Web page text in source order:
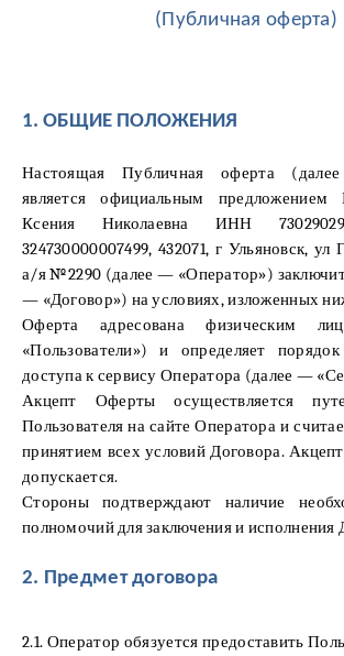
(Публичная оферта)
1. ОБЩИЕ ПОЛОЖЕНИЯ
Настоящая Публичная оферта
является официальным
Ксения Николаевна ИНН
324730000007499, 432071, г Ульяновск, ул
а/я №2290 (далее — «Оператор»)
— «Договор») на условиях, изложенных
Оферта адресована физическим
«Пользователи») и определяет порядок
доступа к сервису Оператора (далее —
Акцепт Оферты осуществляется
Пользователя на сайте Оператора и
принятием всех условий Договора.
допускается.
Стороны подтверждают наличие
полномочий для заключения и исполнения
2. Предмет договора
2.1. Оператор обязуется предоставить